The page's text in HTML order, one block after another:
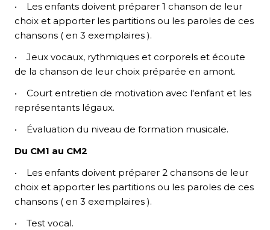
DE
IT
• Les enfants doivent préparer 1 chanson de leur
choix et apporter les partitions ou les paroles de ces
chansons ( en 3 exemplaires ).
• Jeux vocaux, rythmiques et corporels et écoute
de la chanson de leur choix préparée en amont.
• Court entretien de motivation avec l'enfant et les
représentants légaux.
• Évaluation du niveau de formation musicale.
Du CM1 au CM2
• Les enfants doivent préparer 2 chansons de leur
choix et apporter les partitions ou les paroles de ces
chansons ( en 3 exemplaires ).
• Test vocal.